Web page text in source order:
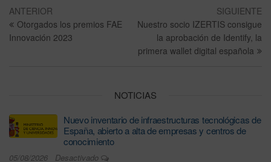
ANTERIOR
Otorgados los premios FAE
Innovación 2023
SIGUIENTE
Nuestro socio IZERTIS consigue
la aprobación de Identify, la
primera wallet digital española
NOTICIAS
Nuevo inventario de infraestructuras tecnológicas de
España, abierto a alta de empresas y centros de
conocimiento
05/08/2026 Desactivado